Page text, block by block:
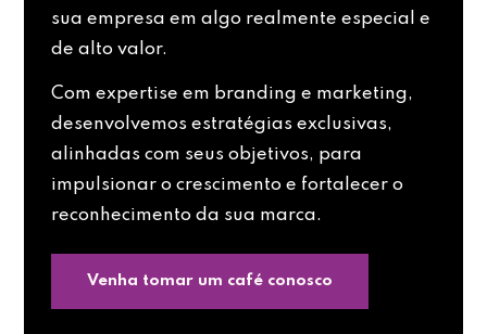
sua empresa em algo realmente especial e
de alto valor.
Com expertise em branding e marketing,
desenvolvemos estratégias exclusivas,
alinhadas com seus objetivos, para
impulsionar o crescimento e fortalecer o
reconhecimento da sua marca.
Venha tomar um café conosco